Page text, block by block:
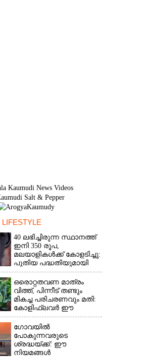
LIFESTYLE
40 ലഭിച്ചിരുന്ന സ്ഥാനത്ത്
ഇനി 350 രൂപ,
മലയാളികൾക്ക് കോളടിച്ചു:
പുതിയ പദ്ധതിയുമായി
നാളികേര ബോർഡ്
ഒരൊറ്റതവണ മാത്രം
വിത്ത്, പിന്നീട് തണ്ടും
മികച്ച പരിചരണവും മതി:
കോളിഫ്ലവർ ഈ
രീതിയിലും കൃഷിചെയ്യാം
ഗോവയിൽ
പോകുന്നവരുടെ
ശ്രദ്ധയ്ക്ക്: ഈ
നിയമങ്ങൾ